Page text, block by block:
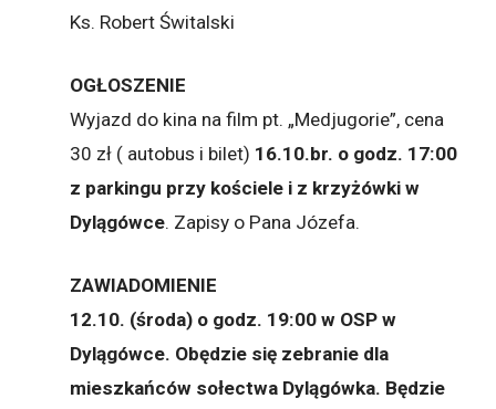
Ks. Robert Świtalski
OGŁOSZENIE
Wyjazd do kina na film pt. „Medjugorie”, cena
30 zł ( autobus i bilet) 16.10.br. o godz. 17:00
z parkingu przy kościele i z krzyżówki w
Dylągówce. Zapisy o Pana Józefa.
ZAWIADOMIENIE
12.10. (środa) o godz. 19:00 w OSP w
Dylągówce. Obędzie się zebranie dla
mieszkańców sołectwa Dylągówka. Będzie